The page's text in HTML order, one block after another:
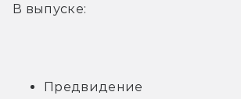
В выпуске:
Предвидение